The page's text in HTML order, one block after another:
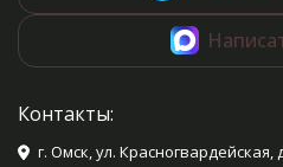
Контакты:
г. Омск, ул.